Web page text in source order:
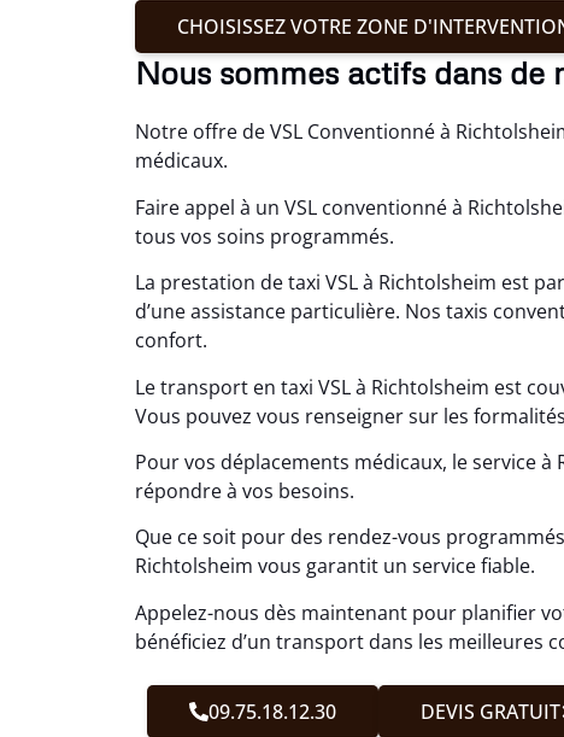
CHOISISSEZ VOTRE ZONE
Nous sommes actifs dans
Notre offre de VSL Conventionné à
médicaux.
Faire appel à un VSL conventionné à
tous vos soins programmés.
La prestation de taxi VSL à Richtolsheim est
d’une assistance particulière. Nos taxis
confort.
Le transport en taxi VSL à Richtolsheim est
Vous pouvez vous renseigner sur les
Pour vos déplacements médicaux, le service
répondre à vos besoins.
Que ce soit pour des rendez-vous
Richtolsheim vous garantit un service fiable.
Appelez-nous dès maintenant pour planifier
bénéficiez d’un transport dans les meilleures
09.75.18.12.30 DEVIS GRATUIT